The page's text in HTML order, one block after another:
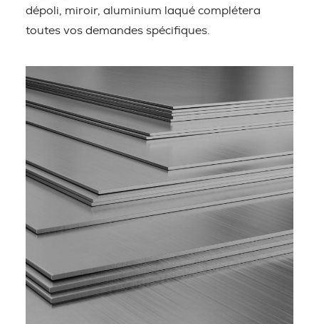
dépoli, miroir, aluminium laqué complétera
toutes vos demandes spécifiques.